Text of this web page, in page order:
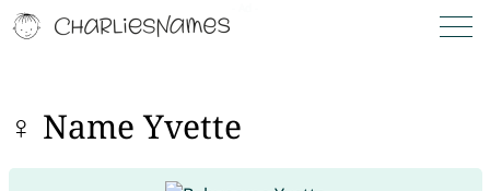
♀ Name Yvette